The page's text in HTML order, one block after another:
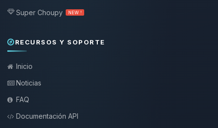
Super Choupy NEW !
RECURSOS Y SOPORTE
Inicio
Noticias
FAQ
Documentación API